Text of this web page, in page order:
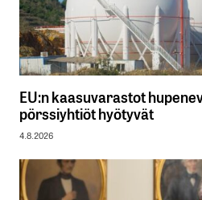
EU:n kaasuvarastot
pörssiyhtiöt hyötyvät
4.8.2026